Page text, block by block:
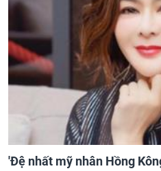
'Đệ nhất mỹ nhân Hồng